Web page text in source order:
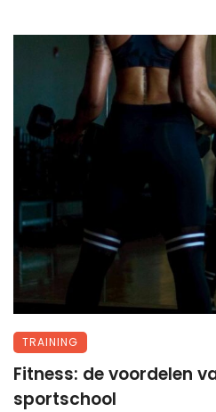
TRAINING
Fitness: de voordelen
sportschool